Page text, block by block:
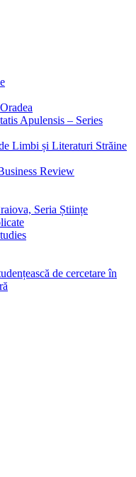
Apulensis – Series
Limbi și Literaturi Străine
Review
Seria Științe
de cercetare în